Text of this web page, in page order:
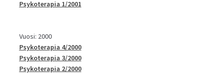
Psykoterapia 1/2001
Vuosi: 2000
Psykoterapia 4/2000
Psykoterapia 3/2000
Psykoterapia 2/2000